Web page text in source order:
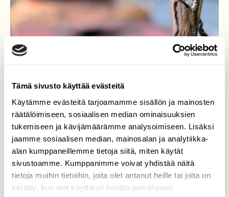
Tämä sivusto käyttää evästeitä
Käytämme evästeitä tarjoamamme sisällön ja mainosten
räätälöimiseen, sosiaalisen median ominaisuuksien
tukemiseen ja kävijämäärämme analysoimiseen. Lisäksi
jaamme sosiaalisen median, mainosalan ja analytiikka-
alan kumppaneillemme tietoja siitä, miten käytät
sivustoamme. Kumppanimme voivat yhdistää näitä
tietoja muihin tietoihin, joita olet antanut heille tai joita on
kerätty, kun olet käyttänyt heidän palvelujaan.